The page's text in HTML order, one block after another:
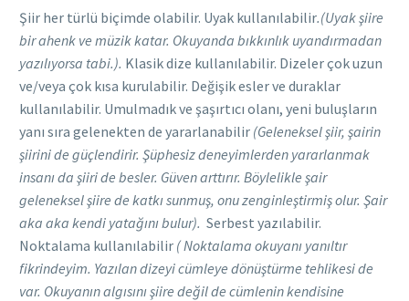
Şiir her türlü biçimde olabilir. Uyak kullanılabilir.(Uyak şiire
bir ahenk ve müzik katar. Okuyanda bıkkınlık uyandırmadan
yazılıyorsa tabi.). Klasik dize kullanılabilir. Dizeler çok uzun
ve/veya çok kısa kurulabilir. Değişik esler ve duraklar
kullanılabilir. Umulmadık ve şaşırtıcı olanı, yeni buluşların
yanı sıra gelenekten de yararlanabilir (Geleneksel şiir, şairin
şiirini de güçlendirir. Şüphesiz deneyimlerden yararlanmak
insanı da şiiri de besler. Güven arttırır. Böylelikle şair
geleneksel şiire de katkı sunmuş, onu zenginleştirmiş olur. Şair
aka aka kendi yatağını bulur). Serbest yazılabilir.
Noktalama kullanılabilir ( Noktalama okuyanı yanıltır
fikrindeyim. Yazılan dizeyi cümleye dönüştürme tehlikesi de
var. Okuyanın algısını şiire değil de cümlenin kendisine